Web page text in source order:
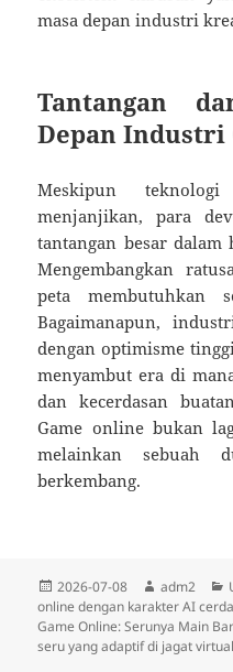
masa depan industri
Tantangan
Depan Industri
Meskipun
menjanjikan, para
tantangan besar
Mengembangkan
peta membutuhkan
Bagaimanapun,
dengan optimisme
menyambut era di
dan kecerdasan
Game online bukan
melainkan sebuah
berkembang.
Diposkan
pada
2026-07-08 Penulis
adm2
online dengan karakter AI
Game Online: Serunya Main
seru yang adaptif di jagat virtual